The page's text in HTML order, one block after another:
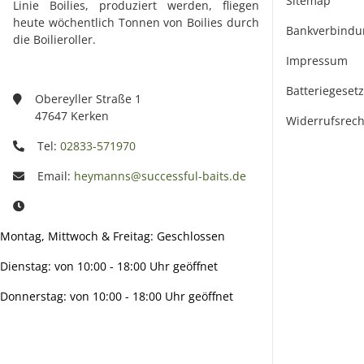
Linie Boilies, produziert werden, fliegen
heute wöchentlich Tonnen von Boilies durch
die Boilieroller.
Obereyller Straße 1
47647 Kerken
Tel: 02833-571970
Email: heymanns@successful-baits.de
Montag, Mittwoch & Freitag: Geschlossen
Dienstag: von 10:00 - 18:00 Uhr geöffnet
Donnerstag: von 10:00 - 18:00 Uhr geöffnet
Impressum